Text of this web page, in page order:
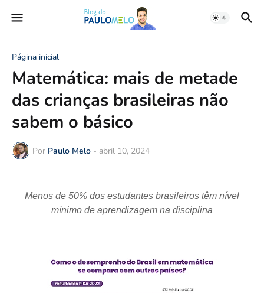
Página inicial
Matemática: mais de metade
das crianças brasileiras não
sabem o básico
Por Paulo Melo - abril 10, 2024
Menos de 50% dos estudantes brasileiros têm nível
mínimo de aprendizagem na disciplina